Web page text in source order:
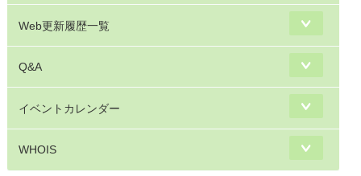
Web更新履歴一覧
Q&A
イベントカレンダー
WHOIS